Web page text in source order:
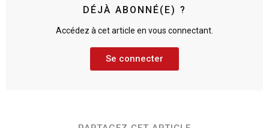
DÉJÀ ABONNÉ(E) ?
Accédez à cet article en vous connectant.
Se connecter